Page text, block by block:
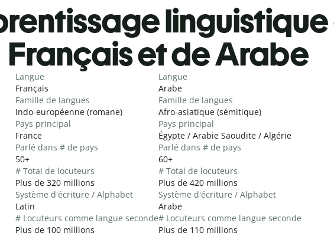
Français et de Arabe
Langue
Français
Famille de langues
Indo-européenne (romane)
Pays principal
France
Parlé dans # de pays
50+
# Total de locuteurs
Plus de 320 millions
Système d'écriture / Alphabet
Latin
# Locuteurs comme langue seconde
Plus de 100 millions
Langue
Arabe
Famille de langues
Afro-asiatique (sémitique)
Pays principal
Égypte / Arabie Saoudite / Algérie
Parlé dans # de pays
60+
# Total de locuteurs
Plus de 420 millions
Système d'écriture / Alphabet
Arabe
# Locuteurs comme langue seconde
Plus de 110 millions